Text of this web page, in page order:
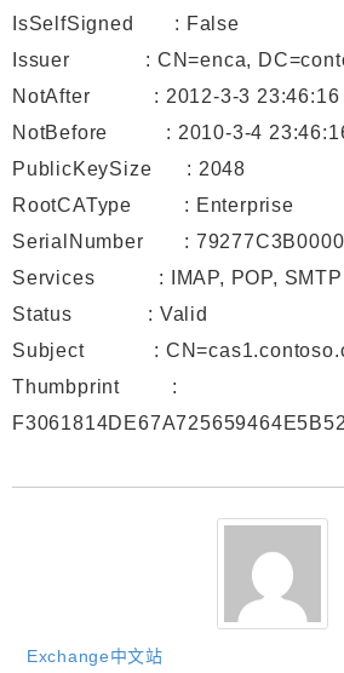
IsSelfSigned : False
Issuer : CN=enca,
NotAfter : 2012-3-3 23:46:16
NotBefore : 2010-3-4
PublicKeySize : 2048
RootCAType : Enterprise
SerialNumber :
Services : IMAP, POP, SMTP
Status : Valid
Subject :
Thumbprint :
Exchange中文站